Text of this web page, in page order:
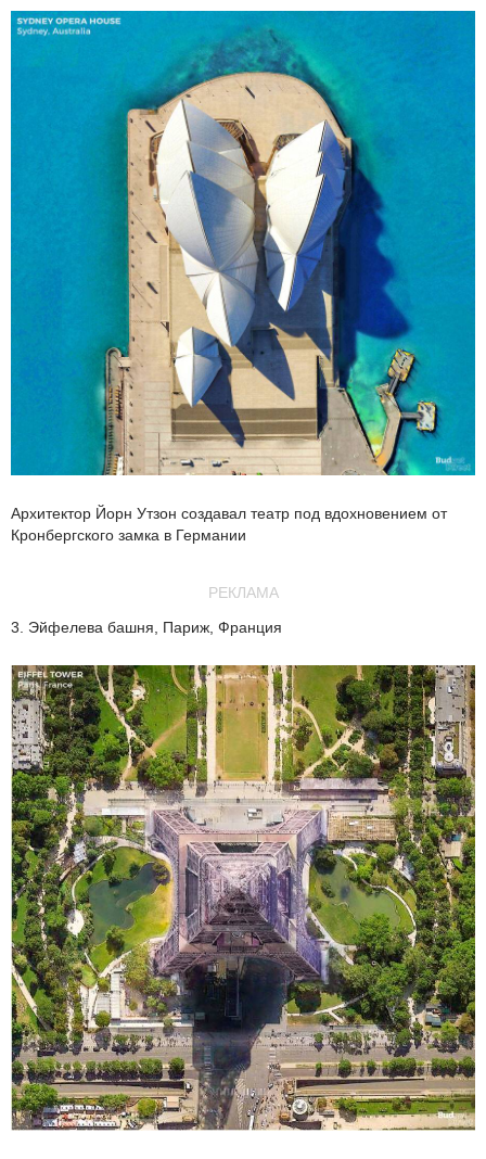
Архитектор Йорн Утзон создавал театр под вдохновением от
Кронбергского замка в Германии
РЕКЛАМА
3. Эйфелева башня, Париж, Франция